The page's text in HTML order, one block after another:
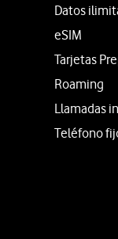
Datos
eSIM
Tarjetas
Roaming
Llamadas
Teléfono